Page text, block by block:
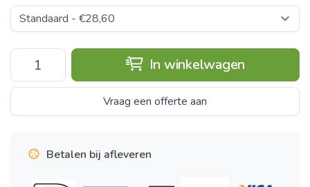
In winkelwagen
Vraag een offerte aan
Betalen bij afleveren